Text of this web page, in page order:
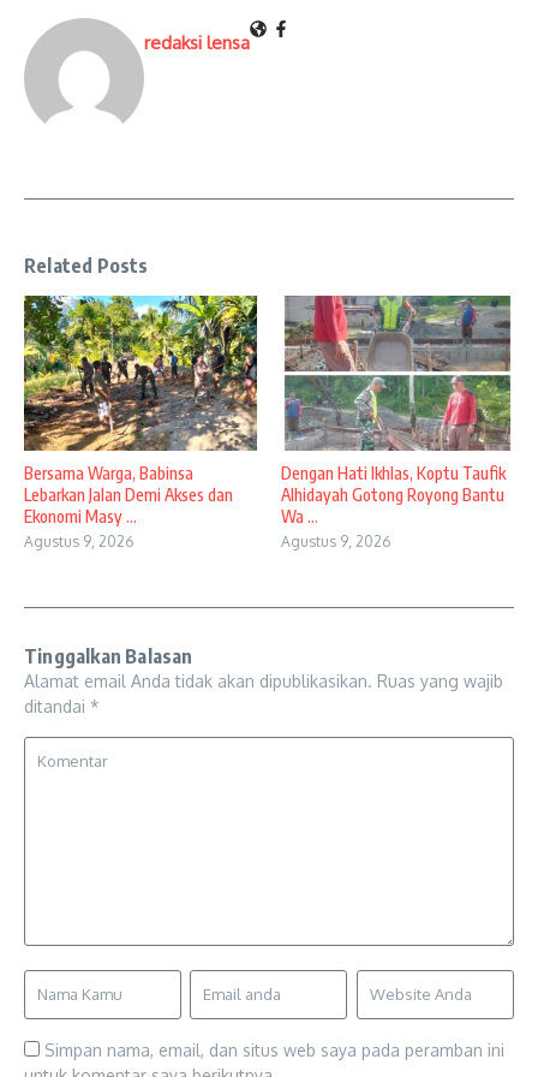
redaksi lensa
Related Posts
Bersama Warga, Babinsa
Lebarkan Jalan Demi Akses dan
Ekonomi Masy ...
Agustus 9, 2026
Dengan Hati Ikhlas, Koptu Taufik
Alhidayah Gotong Royong Bantu
Wa ...
Agustus 9, 2026
Tinggalkan Balasan
Alamat email Anda tidak akan dipublikasikan. Ruas yang wajib
ditandai *
Simpan nama, email, dan situs web saya pada peramban ini